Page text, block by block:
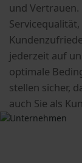
und
jederzeit auf
optimale
stellen sicher,
auch Sie als